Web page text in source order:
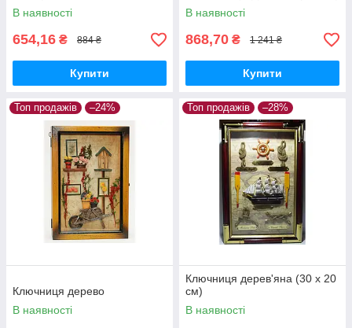
В наявності
654,16 ₴ 884 ₴
Купити
В наявності
868,70 ₴ 1 241 ₴
Купити
Топ продажів –24%
Ключниця дерево
В наявності
Топ продажів –28%
Ключниця дерев'яна (30 х 20
см)
В наявності